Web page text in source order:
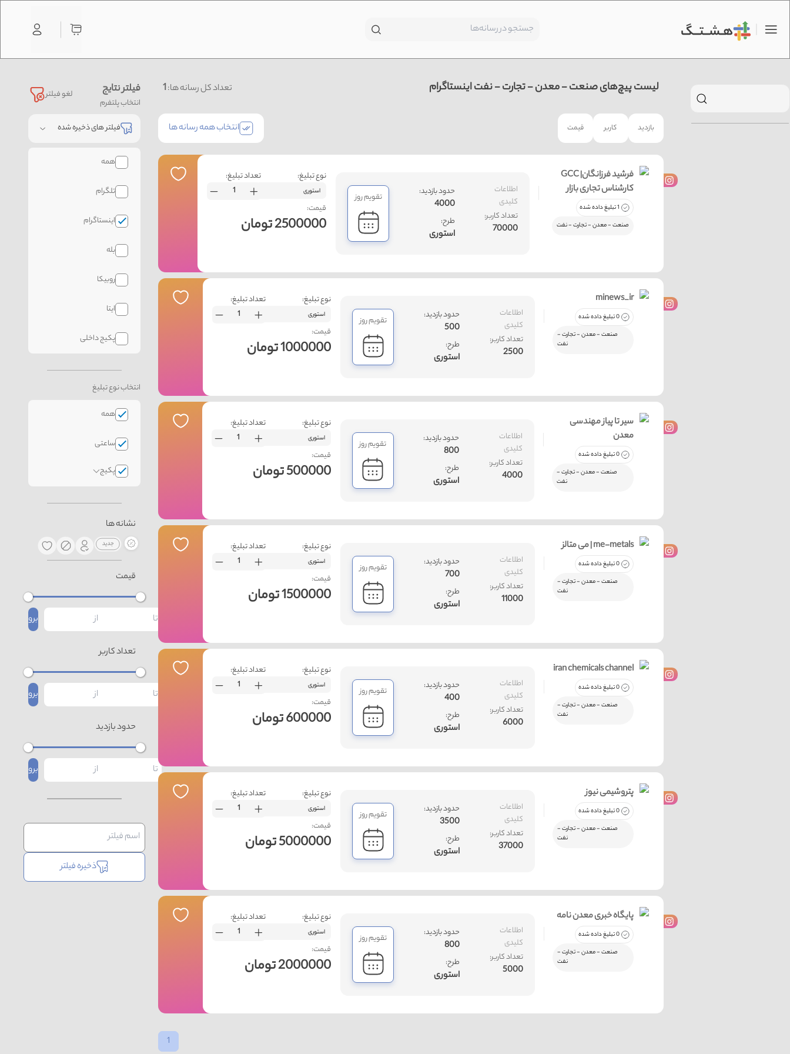
لغو فیلتر فیلتر نتایج
انتخاب پلتفرم
فیلتر های ذخیره شده
همه
تلگرام
اینستاگرام
بله
روبیکا
ایتا
پکیج داخلی
انتخاب نوع تبلیغ
همه
ساعتی
پکیج
نشانه ها
قیمت
برو
تعداد کاربر
برو
حدود بازدید
برو
ذخیره فیلتر
تعداد کل رسانه ها:1 لیست پیچ‌های صنعت - معدن - تجارت - نفت اینستاگرام
انتخاب همه رسانه ها قیمت کاربر بازدید
نوع تبلیغ:
استوری
تعداد تبلیغ:
قیمت:
2500000 تومان
اطلاعات
کلیدی
تعداد کاربر:
70000
حدود بازدید:
4000
طرح:
استوری
تقویم روز
GCC فرشید فرزانگان|
کارشناس تجاری بازار
1 تبلیغ داده شده
صنعت - معدن - تجارت - نفت
نوع تبلیغ:
استوری
تعداد تبلیغ:
قیمت:
1000000 تومان
اطلاعات
کلیدی
تعداد کاربر:
2500
حدود بازدید:
500
طرح:
استوری
تقویم روز
minews_ir
0 تبلیغ داده شده
صنعت - معدن - تجارت -
نفت
نوع تبلیغ:
استوری
تعداد تبلیغ:
قیمت:
500000 تومان
اطلاعات
کلیدی
تعداد کاربر:
4000
حدود بازدید:
800
طرح:
استوری
تقویم روز
سیر تا پیاز مهندسی
معدن
0 تبلیغ داده شده
صنعت - معدن - تجارت -
نفت
نوع تبلیغ:
استوری
تعداد تبلیغ:
قیمت:
1500000 تومان
اطلاعات
کلیدی
تعداد کاربر:
11000
حدود بازدید:
700
طرح:
استوری
تقویم روز
می متالز | me-metals
0 تبلیغ داده شده
صنعت - معدن - تجارت -
نفت
نوع تبلیغ:
استوری
تعداد تبلیغ:
قیمت:
600000 تومان
اطلاعات
کلیدی
تعداد کاربر:
6000
حدود بازدید:
400
طرح:
استوری
تقویم روز
iran chemicals channel
0 تبلیغ داده شده
صنعت - معدن - تجارت -
نفت
نوع تبلیغ:
استوری
تعداد تبلیغ:
قیمت:
5000000 تومان
اطلاعات
کلیدی
تعداد کاربر:
37000
حدود بازدید:
3500
طرح:
استوری
تقویم روز
پتروشیمی نیوز
0 تبلیغ داده شده
صنعت - معدن - تجارت -
نفت
نوع تبلیغ:
استوری
تعداد تبلیغ:
قیمت:
2000000 تومان
اطلاعات
کلیدی
تعداد کاربر:
5000
حدود بازدید:
800
طرح:
استوری
تقویم روز
پایگاه خبری معدن نامه
0 تبلیغ داده شده
صنعت - معدن - تجارت -
نفت
1